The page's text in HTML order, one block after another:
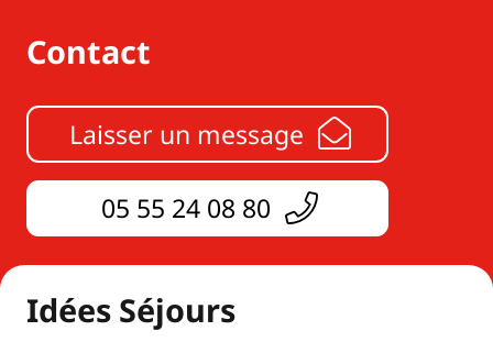
Contact
Laisser un message
05 55 24 08 80
Idées Séjours